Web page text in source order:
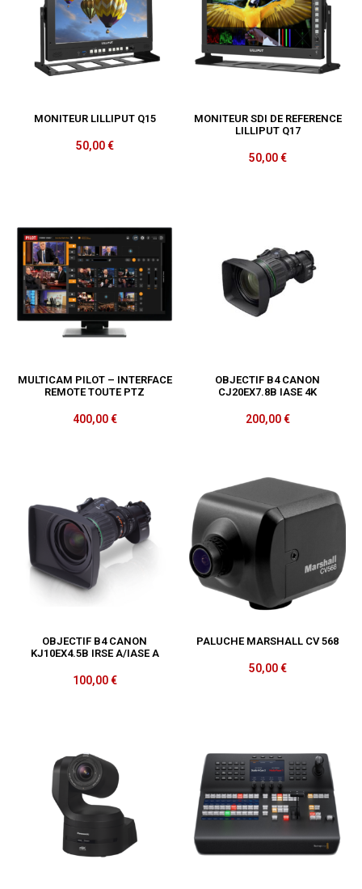
MONITEUR LILLIPUT Q15
50,00€
MONITEUR SDI DE REFERENCE
LILLIPUT Q17
50,00€
MULTICAM PILOT – INTERFACE
REMOTE TOUTE PTZ
400,00€
OBJECTIF B4 CANON
CJ20EX7.8B IASE 4K
200,00€
OBJECTIF B4 CANON
KJ10EX4.5B IRSE A/IASE A
100,00€
PALUCHE MARSHALL CV 568
50,00€